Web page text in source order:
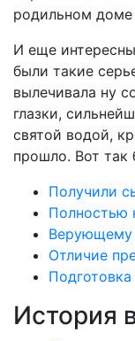
родильном доме
И еще
были такие
вылечивала ну
глазки,
святой водой,
прошло. Вот так
Получили
Полностью
Верующему
Отличие
История